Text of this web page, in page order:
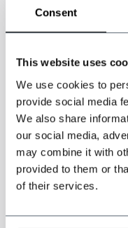
Consent
This website uses
We use cookies to
provide social media
We also share
our social media,
may combine it with
provided to them or
of their services.
hier niet zeker over bent,
reizende kleermaker.
Specifications
Kleur: Zwart.